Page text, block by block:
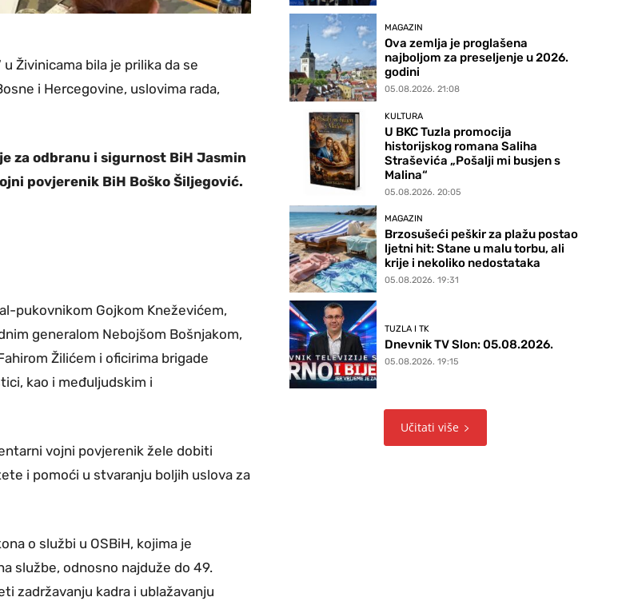
Živinicama bila je prilika da se
i Hercegovine, uslovima rada,
za odbranu i sigurnost BiH Jasmin
povjerenik BiH Boško Šiljegović.
pukovnikom Gojkom Kneževićem,
generalom Nebojšom Bošnjakom,
Žilićem i oficirima brigade
kao i međuljudskim i
vojni povjerenik žele dobiti
i pomoći u stvaranju boljih uslova za
o službi u OSBiH, kojima je
službe, odnosno najduže do 49.
zadržavanju kadra i ublažavanju
MAGAZIN
Ova zemlja je proglašena
najboljom za preseljenje u 2026.
godini
05.08.2026. 21:08
KULTURA
U BKC Tuzla promocija
historijskog romana Saliha
Straševića „Pošalji mi busjen s
Malina“
05.08.2026. 20:05
MAGAZIN
Brzosušeći peškir za plažu postao
ljetni hit: Stane u malu torbu, ali
krije i nekoliko nedostataka
05.08.2026. 19:31
TUZLA I TK
Dnevnik TV Slon: 05.08.2026.
05.08.2026. 19:15
Učitati više